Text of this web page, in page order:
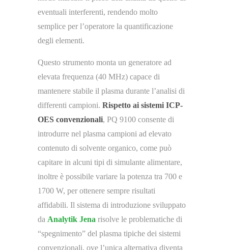
eventuali interferenti, rendendo molto
semplice per l’operatore la quantificazione
degli elementi.
Questo strumento monta un generatore ad
elevata frequenza (40 MHz) capace di
mantenere stabile il plasma durante l’analisi di
differenti campioni. Rispetto ai sistemi ICP-
OES convenzionali, PQ 9100 consente di
introdurre nel plasma campioni ad elevato
contenuto di solvente organico, come può
capitare in alcuni tipi di simulante alimentare,
inoltre è possibile variare la potenza tra 700 e
1700 W, per ottenere sempre risultati
affidabili. Il sistema di introduzione sviluppato
da Analytik Jena risolve le problematiche di
“spegnimento” del plasma tipiche dei sistemi
convenzionali, ove l’unica alternativa diventa